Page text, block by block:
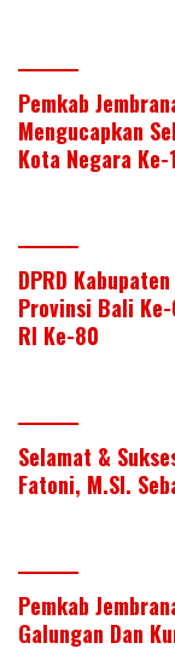
Pemkab
Mengucapkan
Kota Negara
DPRD
Provinsi Bali Ke-
RI Ke-80
Selamat &
Fatoni, M.SI.
Pemkab
Galungan Dan